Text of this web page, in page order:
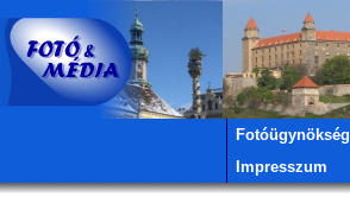
Fotóügynökség
Impresszum